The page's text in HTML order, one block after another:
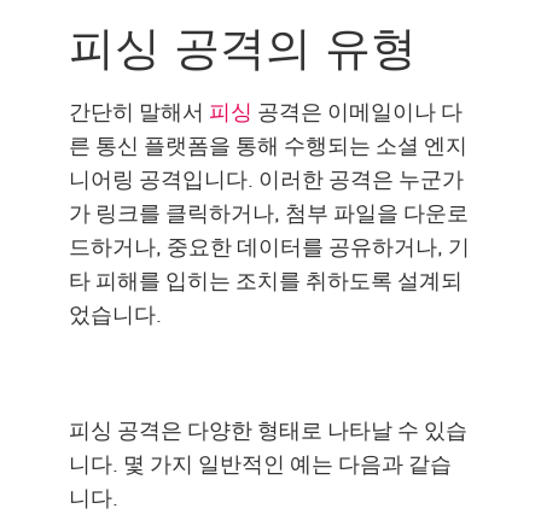
피싱 공격의 유형
간단히 말해서 피싱 공격은 이메일이나 다
른 통신 플랫폼을 통해 수행되는 소셜 엔지
니어링 공격입니다. 이러한 공격은 누군가
가 링크를 클릭하거나, 첨부 파일을 다운로
드하거나, 중요한 데이터를 공유하거나, 기
타 피해를 입히는 조치를 취하도록 설계되
었습니다.
피싱 공격은 다양한 형태로 나타날 수 있습
니다. 몇 가지 일반적인 예는 다음과 같습
니다.